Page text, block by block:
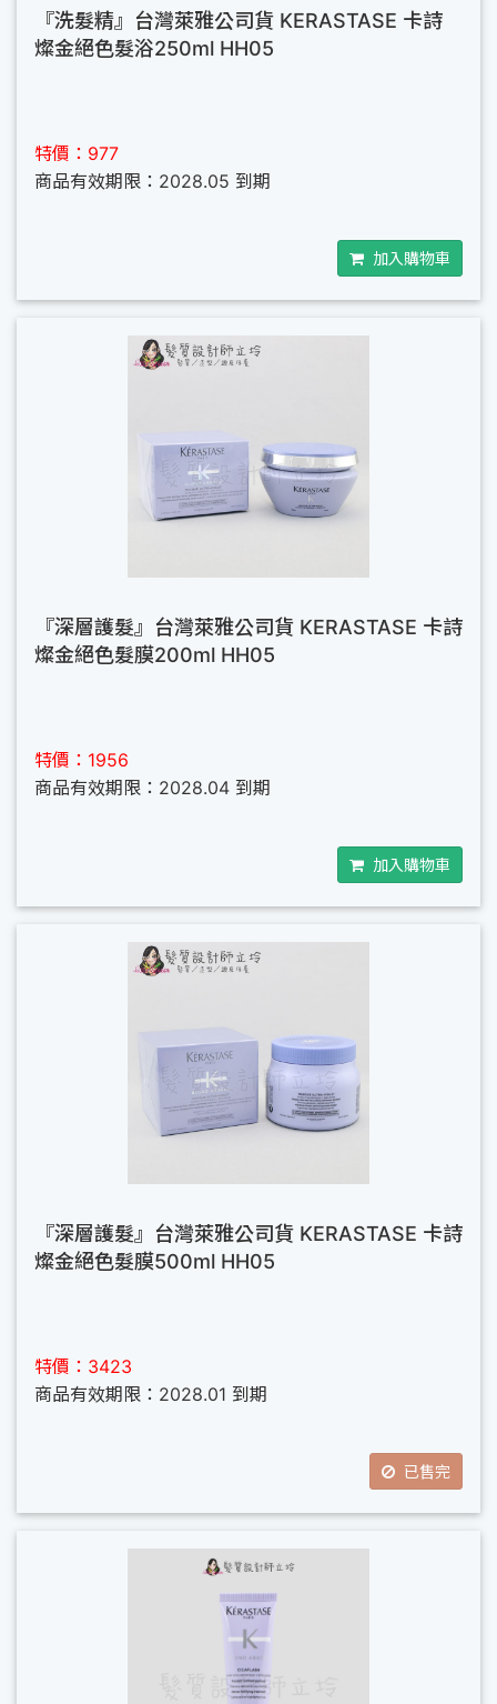
『洗髮精』台灣萊雅公司貨 KERASTASE 卡詩
燦金絕色髮浴250ml HH05
特價：977
商品有效期限：2028.05 到期
加入購物車
『深層護髮』台灣萊雅公司貨 KERASTASE 卡詩
燦金絕色髮膜200ml HH05
特價：1956
商品有效期限：2028.04 到期
加入購物車
『深層護髮』台灣萊雅公司貨 KERASTASE 卡詩
燦金絕色髮膜500ml HH05
特價：3423
商品有效期限：2028.01 到期
已售完